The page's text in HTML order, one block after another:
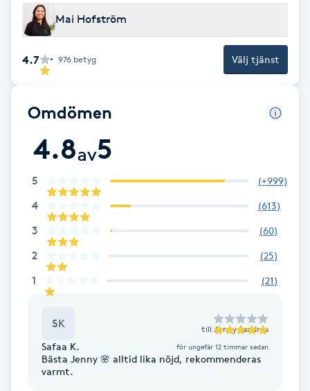
Gravidmassage
Gruppträning
Hatha Yoga
Headspa
Healing
Herrklippning
Hollywood Peel
Mai Hofström
4.7 976 betyg Välj tjänst
Omdömen
4.8av5
5 (+999)
4 (613)
3 (60)
2 (25)
1 (21)
SK till Jenny Sandros
Safaa K. för ungefär 12 timmar sedan
Bästa Jenny 🌸 alltid lika nöjd, rekommenderas
varmt.